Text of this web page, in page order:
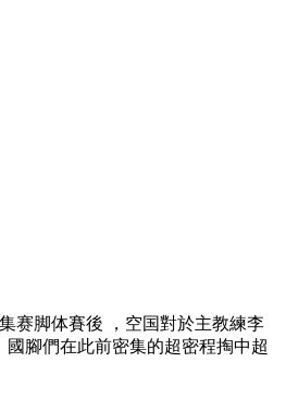
赛脚体賽後 ，空国對於主教練李
。國腳們在此前密集的超密程掏中超